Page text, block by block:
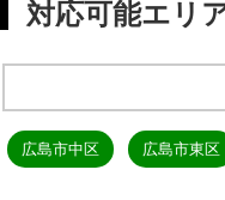
対応可能エリ
広島市中区 広島市東区